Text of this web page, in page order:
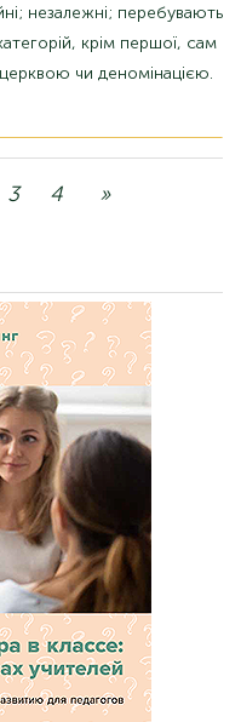
незалежні; перебувають
крім першої, сам
чи деномінацією.
3 4 »